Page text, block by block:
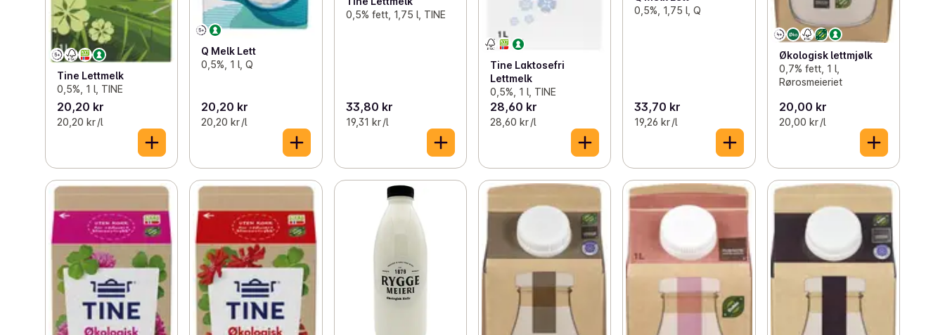
Tine Lettmelk
0,5%, 1 l, TINE
20,20 kr
20,20 kr /l
Q Melk Lett
0,5%, 1 l, Q
20,20 kr
20,20 kr /l
0,5% fett, 1,75 l, TINE
33,80 kr
19,31 kr /l
Tine Laktosefri
Lettmelk
0,5%, 1 l, TINE
28,60 kr
28,60 kr /l
0,5%, 1,75 l, Q
33,70 kr
19,26 kr /l
Økologisk lettmjølk
0,7% fett, 1 l,
Rørosmeieriet
20,00 kr
20,00 kr /l